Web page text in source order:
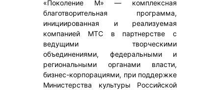
«Поколение М» — комплексная
благотворительная программа,
инициированная и реализуемая
компанией МТС в партнерстве с
ведущими творческими
объединениями, федеральными и
региональными органами власти,
бизнес-корпорациями, при поддержке
Министерства культуры Российской